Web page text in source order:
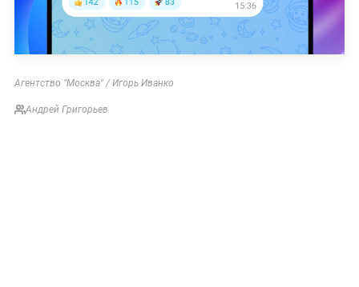
Агентство "Москва" / Игорь Иванко
Андрей Григорьев